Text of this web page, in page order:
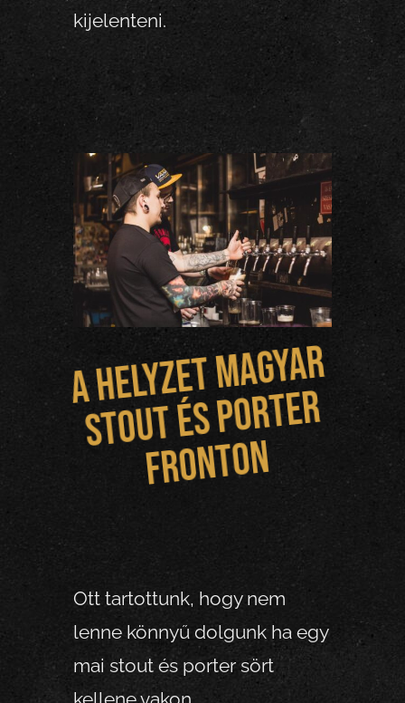
kijelenteni.
A
helyzet
m
agy
a
r
st
o
ut és p
o
rte
r
f
r
o
nt
o
n
Ott tartottunk, hogy nem
lenne könnyű dolgunk ha egy
mai stout és porter sört